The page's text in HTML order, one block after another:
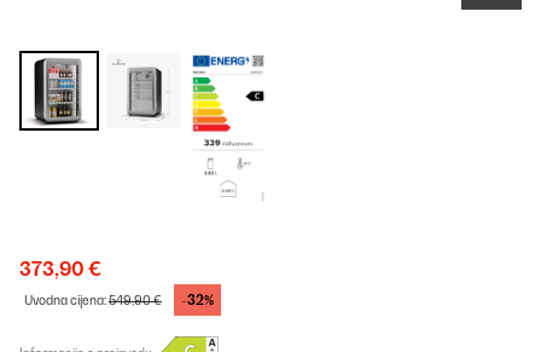
373,90 €
Uvodna cijena:549,90 € -32%